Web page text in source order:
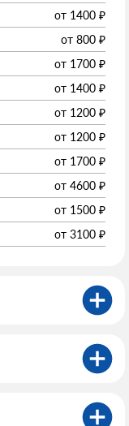
от 1400 ₽
от 800 ₽
от 1700 ₽
от 1400 ₽
от 1200 ₽
от 1200 ₽
от 1700 ₽
от 4600 ₽
от 1500 ₽
от 3100 ₽